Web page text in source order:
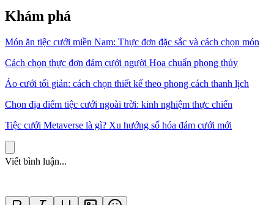
Khám phá
Món ăn tiệc cưới miền Nam: Thực đơn đặc sắc và cách chọn món
Cách chọn thực đơn đám cưới người Hoa chuẩn phong thủy
Áo cưới tối giản: cách chọn thiết kế theo phong cách thanh lịch
Chọn địa điểm tiệc cưới ngoài trời: kinh nghiệm thực chiến
Tiệc cưới Metaverse là gì? Xu hướng số hóa đám cưới mới
Viết bình luận...